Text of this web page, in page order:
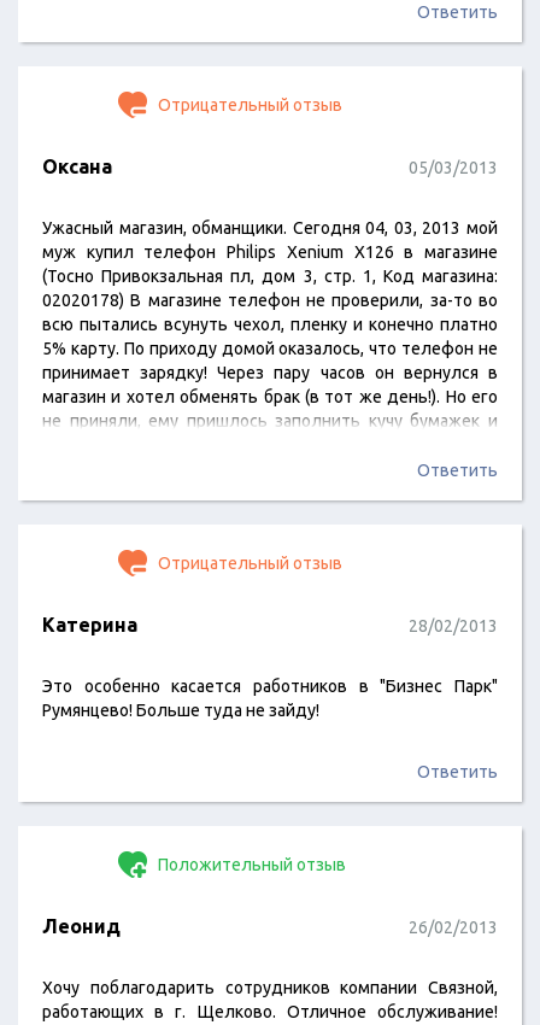
мной, отменил мой заказ. В условиях жесткой
Ответить
Отрицательный отзыв
Оксана 05/03/2013
Ужасный магазин, обманщики. Сегодня 04, 03, 2013 мой
муж купил телефон Philips Xenium X126 в магазине
(Тосно Привокзальная пл, дом 3, стр. 1, Код магазина:
02020178) В магазине телефон не проверили, за-то во
всю пытались всунуть чехол, пленку и конечно платно
5% карту. По приходу домой оказалось, что телефон не
принимает зарядку! Через пару часов он вернулся в
магазин и хотел обменять брак (в тот же день!). Но его
не приняли, ему пришлось заполнить кучу бумажек и
ТОЧНО ТАКОЙ ЖЕ! Потому как телефон то все равно
Ответить
Отрицательный отзыв
Катерина 28/02/2013
Это особенно касается работников в "Бизнес Парк"
Румянцево! Больше туда не зайду!
Ответить
Положительный отзыв
Леонид 26/02/2013
Хочу поблагодарить сотрудников компании Связной,
работающих в г. Щелково. Отличное обслуживание!